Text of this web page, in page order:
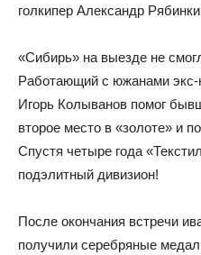
голкипер Александр
«Сибирь» на выезде не
Работающий с южанами экс-
Игорь Колыванов помог
второе место в «золоте» и
Спустя четыре года
подэлитный дивизион!
После окончания встречи
получили серебряные